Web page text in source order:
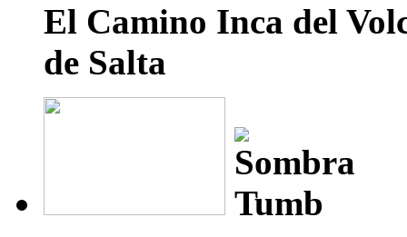
El Camino Inca del
de Salta